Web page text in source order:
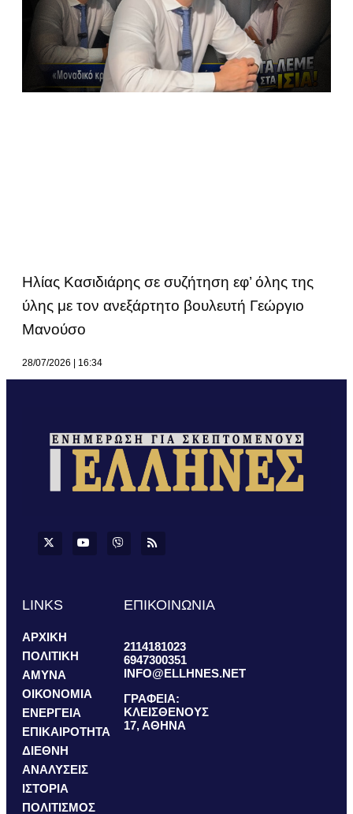
Ηλίας Κασιδιάρης σε συζήτηση εφ’ όλης της
ύλης με τον ανεξάρτητο βουλευτή Γεώργιο
Μανούσο
28/07/2026 16:34
LINKS
ΑΡΧΙΚΗ
ΠΟΛΙΤΙΚΗ
ΑΜΥΝΑ
ΟΙΚΟΝΟΜΙΑ
ΕΝΕΡΓΕΙΑ
ΕΠΙΚΑΙΡΟΤΗΤΑ
ΔΙΕΘΝΗ
ΑΝΑΛΥΣΕΙΣ
ΙΣΤΟΡΙΑ
ΠΟΛΙΤΙΣΜΟΣ
ΕΠΙΚΟΙΝΩΝΙΑ
2114181023
6947300351
INFO@ELLHNES.NET
ΓΡΑΦΕΙΑ:
ΚΛΕΙΣΘΕΝΟΥΣ
17, ΑΘΗΝΑ